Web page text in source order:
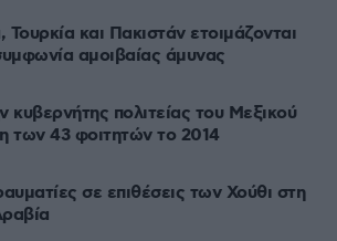
και Πακιστάν ετοιμάζονται
αμοιβαίας άμυνας
πολιτείας του Μεξικού
των 43 φοιτητών το 2014
σε επιθέσεις των Χούθι στη